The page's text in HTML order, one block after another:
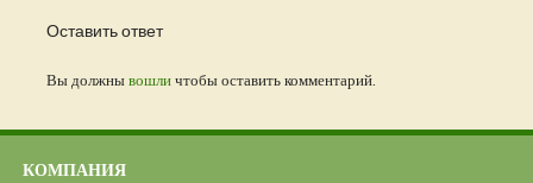
Оставить ответ
Вы должнывошличтобы оставить комментарий.
КОМПАНИЯ